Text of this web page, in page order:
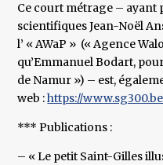
Ce court métrage – ayant
scientifiques Jean-Noël
l’ « AWaP » (« Agence
qu’Emmanuel Bodart,
de Namur ») – est,
web :https://www.sg300.be
*** Publications :
– « Le petit Saint-Gilles